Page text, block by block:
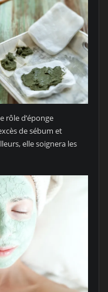
rôle d’éponge
de sébum et
elle soignera les